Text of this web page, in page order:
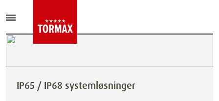
IP65 / IP68 systemløsninger